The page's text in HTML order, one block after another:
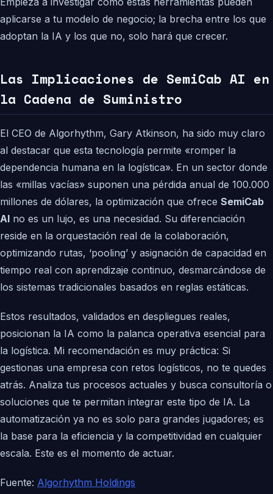
aplicarse a tu modelo de negocio; la brecha entre los que
adoptan la IA y los que no, solo hará que crecer.
Las Implicaciones de SemiCab AI en
la Cadena de Suministro
El CEO de Algorhythm, Gary Atkinson, ha sido muy claro
al destacar que esta tecnología permite «romper la
dependencia humana en la logística». En un sector donde
las «millas vacías» suponen una pérdida anual de 100.000
millones de dólares, la optimización que ofrece SemiCab
AI no es un lujo, es una necesidad. Su diferenciación
reside en la orquestación real de la colaboración,
optimizando rutas, ‘pooling’ y asignación de capacidad en
tiempo real con aprendizaje continuo, desmarcándose de
los sistemas tradicionales basados en reglas estáticas.
Estos resultados, validados en despliegues reales,
posicionan la IA como la palanca operativa esencial para
la logística. Mi recomendación es muy práctica: Si
gestionas una empresa con retos logísticos, no te quedes
atrás. Analiza tus procesos actuales y busca consultoría o
soluciones que te permitan integrar este tipo de IA. La
automatización ya no es solo para grandes jugadores; es
la base para la eficiencia y la competitividad en cualquier
escala. Este es el momento de actuar.
Fuente: Algorhythm Holdings